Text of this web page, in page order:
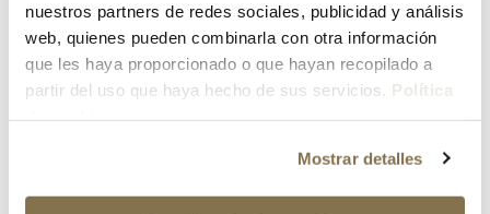
nuestros partners de redes sociales, publicidad y análisis
web, quienes pueden combinarla con otra información
que les haya proporcionado o que hayan recopilado a
partir del uso que haya hecho de sus servicios. Política
Mostrar detalles
¿Has olvidado tu contraseña?